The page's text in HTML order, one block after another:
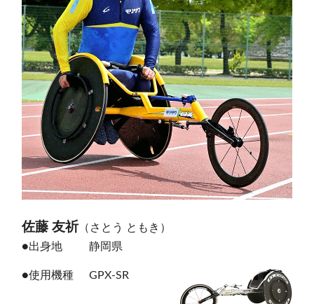
佐藤 友祈（さとう ともき）
●出身地
静岡県
●使用機種 GPX-SR